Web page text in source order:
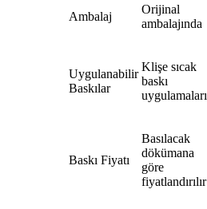
Ambalaj
Orijinal
ambalajında
Uygulanabilir
Baskılar
Klişe sıcak
baskı
uygulamaları
Baskı Fiyatı
Basılacak
dökümana
göre
fiyatlandırılır